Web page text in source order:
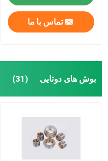
تماس با ما
بوش های دوتایی (31)